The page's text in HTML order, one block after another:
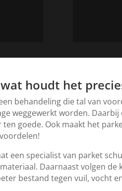
houdt het
behandeling die tal van
weggewerkt worden.
goede. Ook maakt het
een specialist van parket
Daarnaast volgen
bestand tegen vuil, vocht